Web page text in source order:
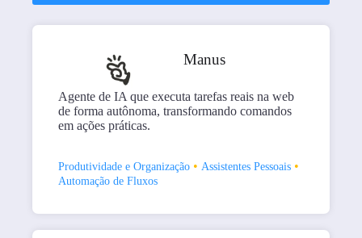
Manus
Agente de IA que executa tarefas reais na web
de forma autônoma, transformando comandos
em ações práticas.
Produtividade e Organização • Assistentes Pessoais •
Automação de Fluxos